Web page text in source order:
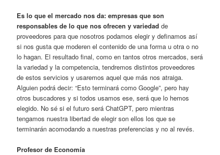
Es lo que el mercado nos da: empresas que son
responsables de lo que nos ofrecen y variedad de
proveedores para que nosotros podamos elegir y definamos así
si nos gusta que moderen el contenido de una forma u otra o no
lo hagan. El resultado final, como en tantos otros mercados, será
la variedad y la competencia, tendremos distintos proveedores
de estos servicios y usaremos aquel que más nos atraiga.
Alguien podrá decir: “Esto terminará como Google”, pero hay
otros buscadores y si todos usamos ese, será que lo hemos
elegido. No sé si el futuro será ChatGPT, pero mientras
tengamos nuestra libertad de elegir son ellos los que se
terminarán acomodando a nuestras preferencias y no al revés.
Profesor de Economía